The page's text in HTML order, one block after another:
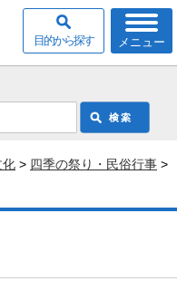
メニュー
目的から探す
化 > 四季の祭り・民俗行事 >